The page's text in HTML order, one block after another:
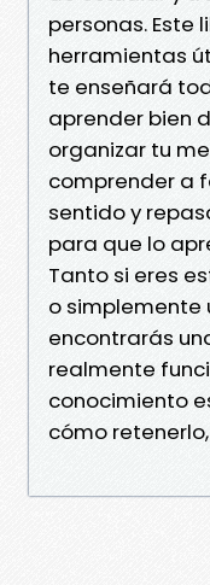
personas. Este
herramientas
te enseñará
aprender bien
organizar tu
comprender a
sentido y
para que lo
Tanto si eres
o simplemente
encontrarás
realmente
conocimiento
cómo